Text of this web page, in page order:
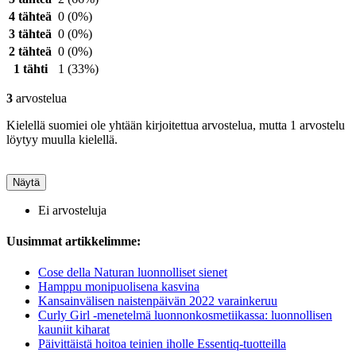
4 tähteä 0 (0%)
3 tähteä 0 (0%)
2 tähteä 0 (0%)
1 tähti
1 (33%)
3 arvostelua
Kielellä suomiei ole yhtään kirjoitettua arvostelua, mutta 1 arvostelu
löytyy muulla kielellä.
Näytä
Ei arvosteluja
Uusimmat artikkelimme:
Cose della Naturan luonnolliset sienet
Hamppu monipuolisena kasvina
Kansainvälisen naistenpäivän 2022 varainkeruu
Curly Girl -menetelmä luonnonkosmetiikassa: luonnollisen
kauniit kiharat
Päivittäistä hoitoa teinien iholle Essentiq-tuotteilla